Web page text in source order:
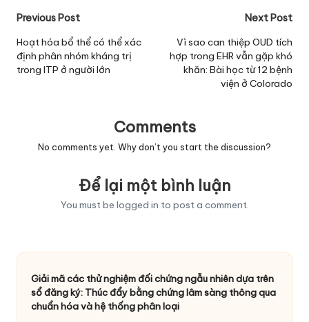
Post
navigation
Previous Post
Hoạt hóa bổ thể có thể xác
định phân nhóm kháng trị
trong ITP ở người lớn
Next Post
Vì sao can thiệp OUD tích
hợp trong EHR vẫn gặp khó
khăn: Bài học từ 12 bệnh
viện ở Colorado
Comments
No comments yet. Why don’t you start the discussion?
Để lại một bình luận
You must be logged in to post a comment.
Giải mã các thử nghiệm đối chứng ngẫu nhiên dựa trên
sổ đăng ký: Thúc đẩy bằng chứng lâm sàng thông qua
chuẩn hóa và hệ thống phân loại